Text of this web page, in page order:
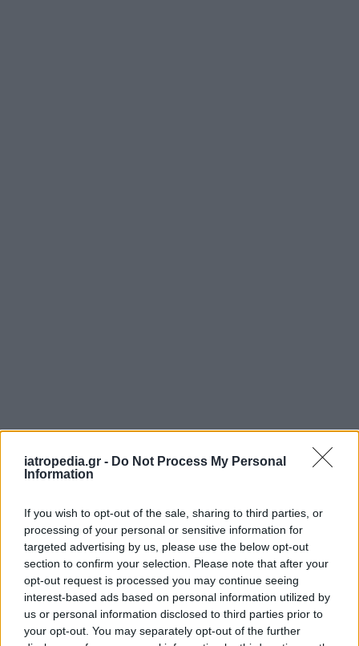
iatropedia.gr - Do Not Process My Personal
Information
If you wish to opt-out of the sale, sharing to third parties, or
processing of your personal or sensitive information for
targeted advertising by us, please use the below opt-out
section to confirm your selection. Please note that after your
opt-out request is processed you may continue seeing
interest-based ads based on personal information utilized by
us or personal information disclosed to third parties prior to
your opt-out. You may separately opt-out of the further
ΥΓΕΙΑ 07 Αυγούστου 2026 20:01
Καύσωνας: Οι κίνδυνοι για όσους κάνουν θεραπεία
για διαβήτη και παχυσαρκία